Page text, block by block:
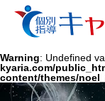
Warning: Undefined
kyaria.com/
content/themes/